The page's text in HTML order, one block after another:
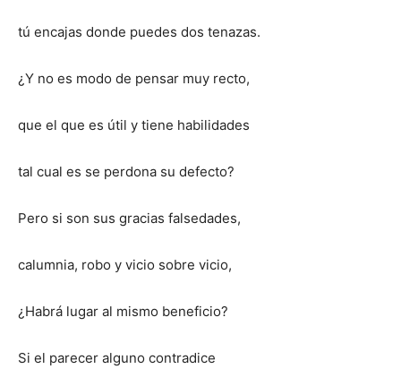
tú encajas donde puedes dos tenazas.
¿Y no es modo de pensar muy recto,
que el que es útil y tiene habilidades
tal cual es se perdona su defecto?
Pero si son sus gracias falsedades,
calumnia, robo y vicio sobre vicio,
¿Habrá lugar al mismo beneficio?
Si el parecer alguno contradice